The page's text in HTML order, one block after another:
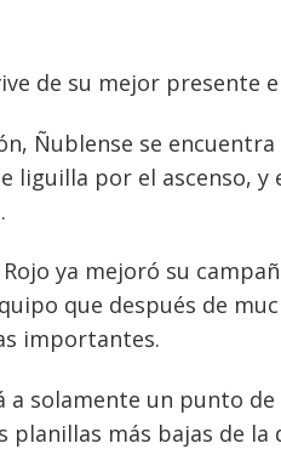
de su mejor presente
Ñublense se
liguilla por el ascenso,
ya mejoró su
que después de
importantes.
a solamente un punto
planillas más bajas de